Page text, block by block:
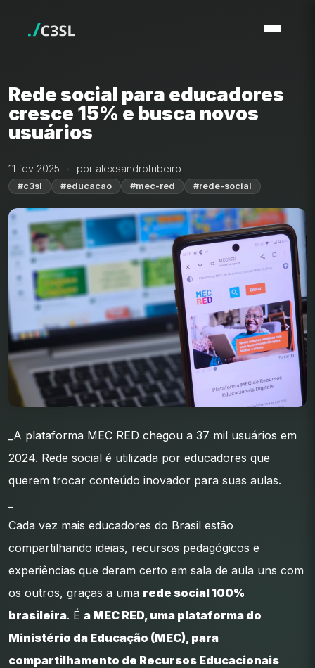
Rede social para educadores
cresce 15% e busca novos
usuários
11 fev 2025 por alexsandrotribeiro
#c3sl #educacao #mec-red #rede-social
_A plataforma MEC RED chegou a 37 mil usuários em
2024. Rede social é utilizada por educadores que
querem trocar conteúdo inovador para suas aulas.
Cada vez mais educadores do Brasil estão
compartilhando ideias, recursos pedagógicos e
experiências que deram certo em sala de aula uns com
os outros, graças a uma rede social 100%
brasileira. É a MEC RED, uma plataforma do
Ministério da Educação (MEC), para
compartilhamento de Recursos Educacionais